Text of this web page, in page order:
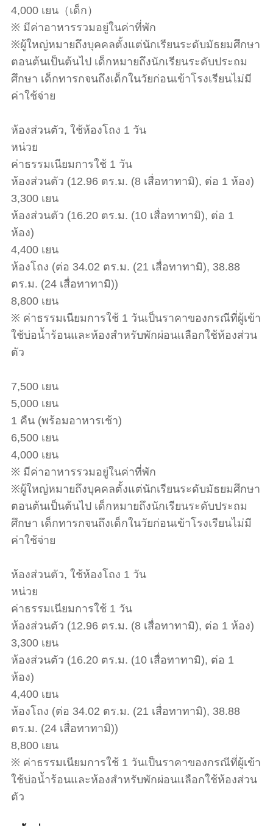
4,000 เยน（เด็ก）
※ มีค่าอาหารรวมอยู่ในค่าที่พัก
※ผู้ใหญ่หมายถึงบุคคลตั้งแต่นักเรียนระดับมัธยมศึกษา
ตอนต้นเป็นต้นไป เด็กหมายถึงนักเรียนระดับประถม
ศึกษา เด็กทารกจนถึงเด็กในวัยก่อนเข้าโรงเรียนไม่มี
ค่าใช้จ่าย
ห้องส่วนตัว, ใช้ห้องโถง 1 วัน
หน่วย
ค่าธรรมเนียมการใช้ 1 วัน
ห้องส่วนตัว (12.96 ตร.ม. (8 เสื่อทาทามิ), ต่อ 1 ห้อง)
3,300 เยน
ห้องส่วนตัว (16.20 ตร.ม. (10 เสื่อทาทามิ), ต่อ 1
ห้อง)
4,400 เยน
ห้องโถง (ต่อ 34.02 ตร.ม. (21 เสื่อทาทามิ), 38.88
ตร.ม. (24 เสื่อทาทามิ))
8,800 เยน
※ ค่าธรรมเนียมการใช้ 1 วันเป็นราคาของกรณีที่ผู้เข้า
ใช้บ่อน้ำร้อนและห้องสำหรับพักผ่อนเเลือกใช้ห้องส่วน
ตัว
7,500 เยน
5,000 เยน
1 คืน (พร้อมอาหารเช้า)
6,500 เยน
4,000 เยน
※ มีค่าอาหารรวมอยู่ในค่าที่พัก
※ผู้ใหญ่หมายถึงบุคคลตั้งแต่นักเรียนระดับมัธยมศึกษา
ตอนต้นเป็นต้นไป เด็กหมายถึงนักเรียนระดับประถม
ศึกษา เด็กทารกจนถึงเด็กในวัยก่อนเข้าโรงเรียนไม่มี
ค่าใช้จ่าย
ห้องส่วนตัว, ใช้ห้องโถง 1 วัน
หน่วย
ค่าธรรมเนียมการใช้ 1 วัน
ห้องส่วนตัว (12.96 ตร.ม. (8 เสื่อทาทามิ), ต่อ 1 ห้อง)
3,300 เยน
ห้องส่วนตัว (16.20 ตร.ม. (10 เสื่อทาทามิ), ต่อ 1
ห้อง)
4,400 เยน
ห้องโถง (ต่อ 34.02 ตร.ม. (21 เสื่อทาทามิ), 38.88
ตร.ม. (24 เสื่อทาทามิ))
8,800 เยน
※ ค่าธรรมเนียมการใช้ 1 วันเป็นราคาของกรณีที่ผู้เข้า
ใช้บ่อน้ำร้อนและห้องสำหรับพักผ่อนเเลือกใช้ห้องส่วน
ตัว